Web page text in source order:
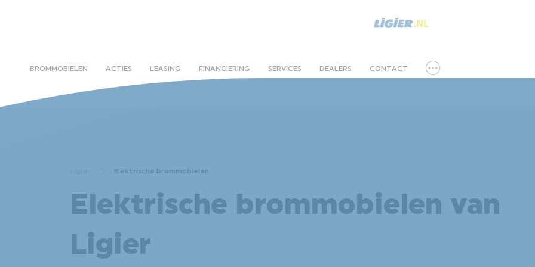
BROMMOBIELEN ACTIES LEASING FINANCIERING SERVICES DEALERS CONTACT
Elektrische brommobielen
Elektrische brommobielen van
Ligier